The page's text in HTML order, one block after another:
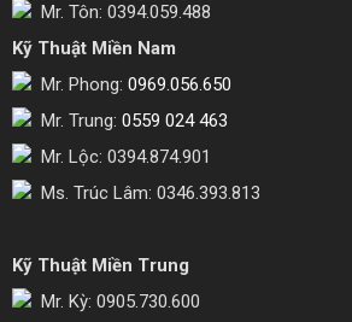
Mr. Tôn: 0394.059.488
Kỹ Thuật Miền Nam
Mr. Phong: 0969.056.650
Mr. Trung: 0559 024 463
Mr. Lộc: 0394.874.901
Ms. Trúc Lâm: 0346.393.813
Kỹ Thuật Miền Trung
Mr. Kỳ: 0905.730.600